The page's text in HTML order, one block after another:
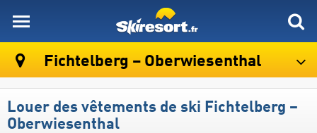
Fichtelberg – Oberwiesenthal
Louer des vêtements de ski Fichtelberg –
Oberwiesenthal